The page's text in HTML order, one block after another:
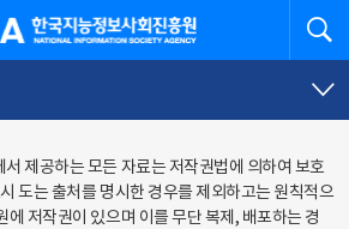
능정보사회진흥원
제공하는 모든 자료는 저작권법에 의하여 보호
도는 출처를 명시한 경우를 제외하고는 원칙적으
저작권이 있으며 이를 무단 복제, 배포하는 경